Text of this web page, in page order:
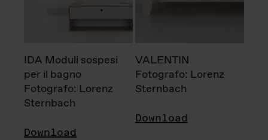
IDA Moduli sospesi
per il bagno
Fotografo: Lorenz
Sternbach
Download
VALENTIN
Fotografo: Lorenz
Sternbach
Download